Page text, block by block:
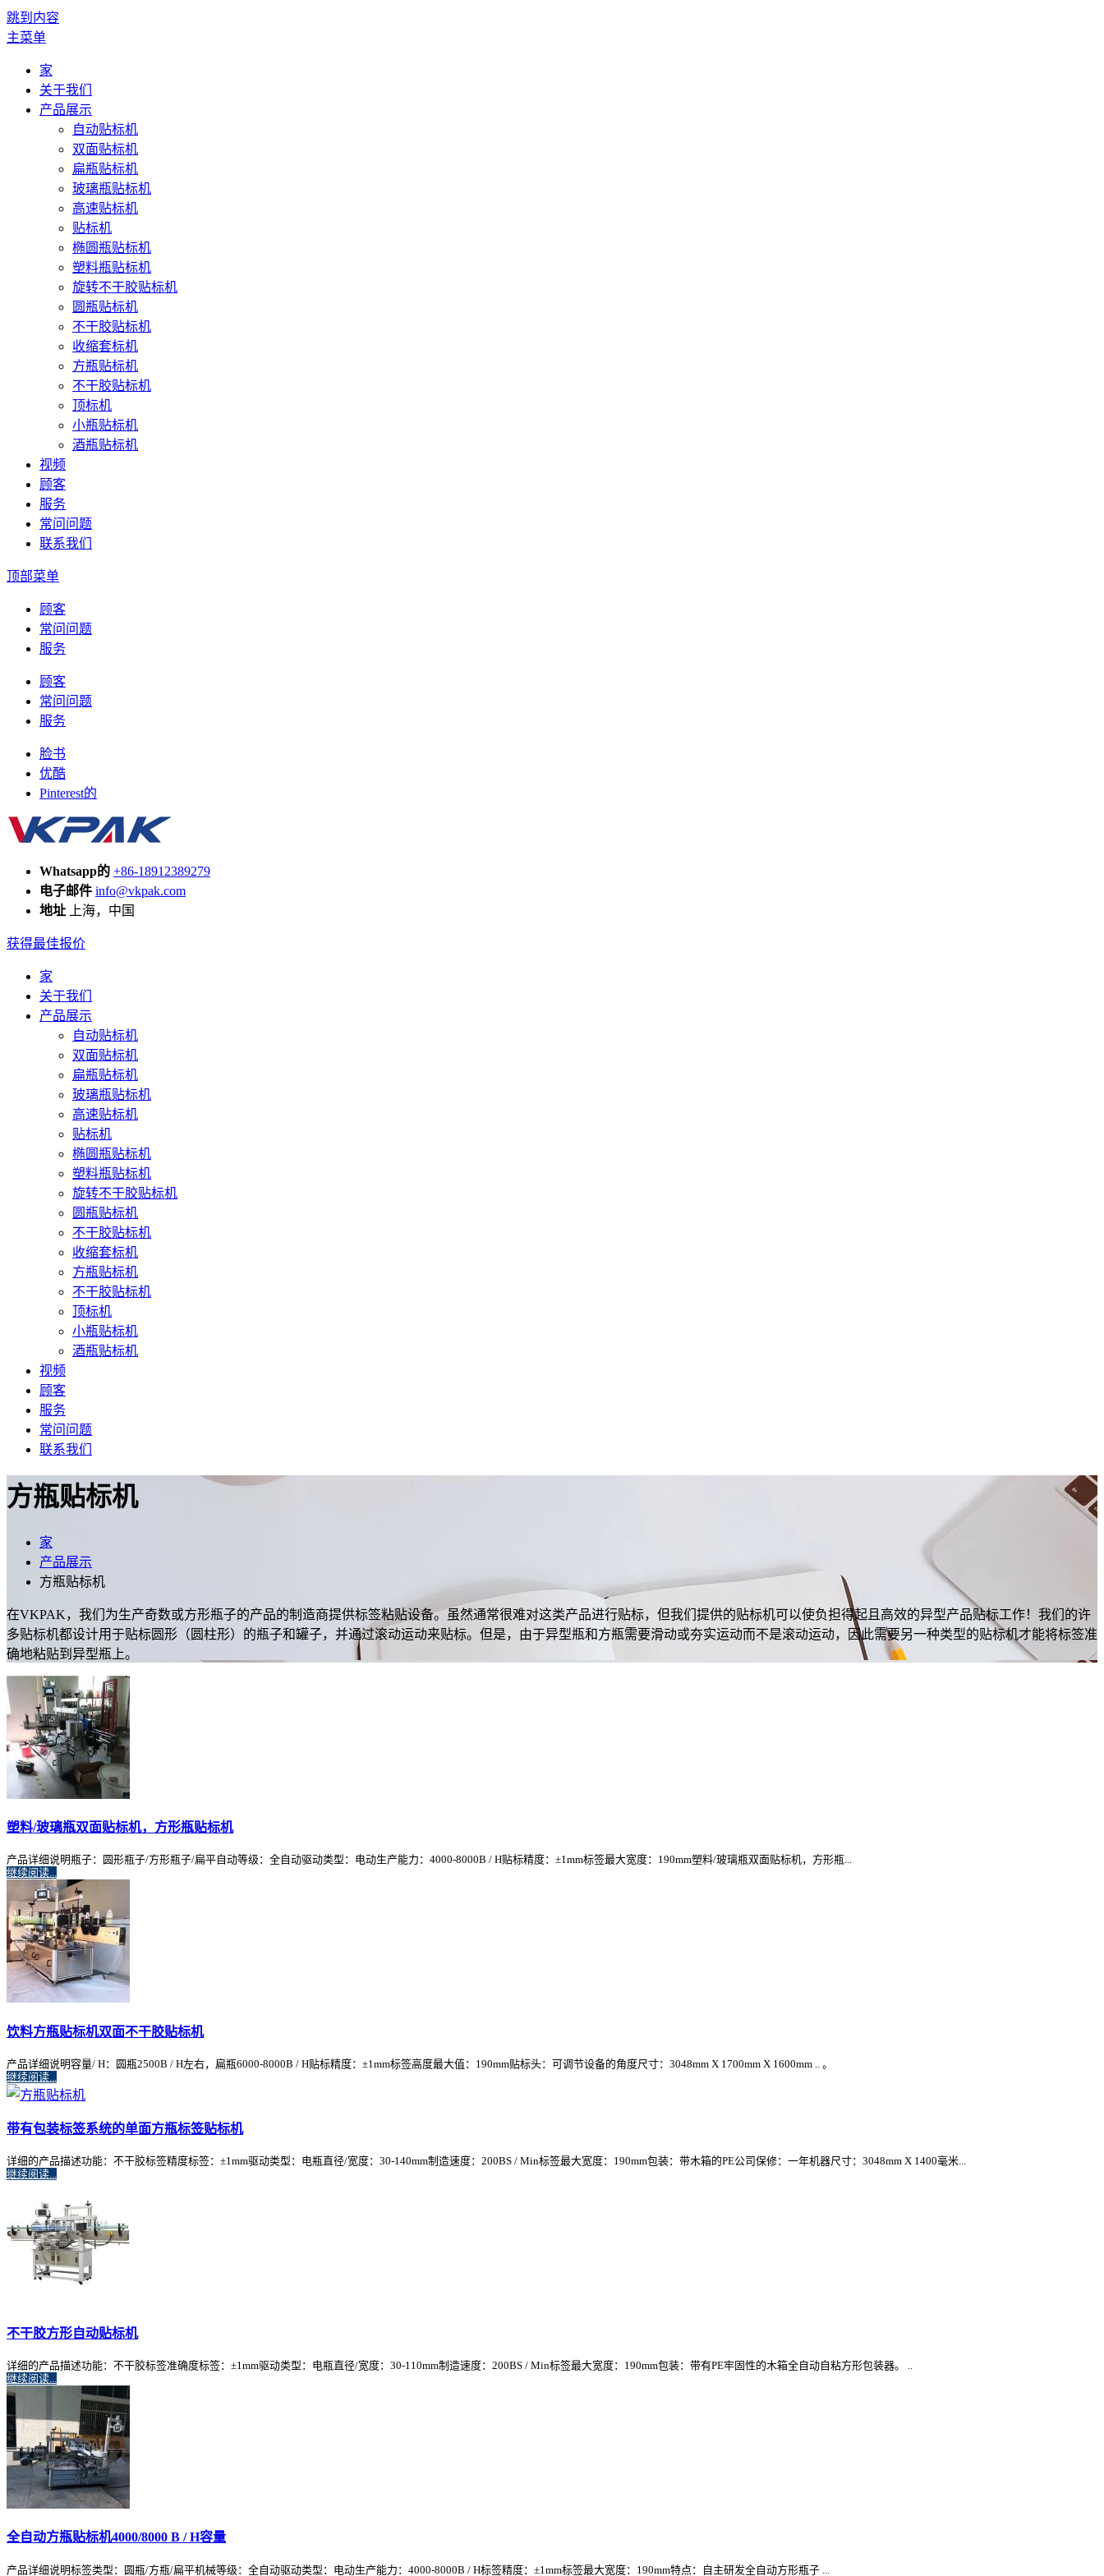
跳到内容
主菜单
家
关于我们
产品展示
自动贴标机
双面贴标机
扁瓶贴标机
玻璃瓶贴标机
高速贴标机
贴标机
椭圆瓶贴标机
塑料瓶贴标机
旋转不干胶贴标机
圆瓶贴标机
不干胶贴标机
收缩套标机
方瓶贴标机
不干胶贴标机
顶标机
小瓶贴标机
酒瓶贴标机
视频
顾客
服务
常问问题
联系我们
顶部菜单
顾客
常问问题
服务
顾客
常问问题
服务
脸书
优酷
Pinterest的
Whatsapp的 +86-18912389279
电子邮件 info@vkpak.com
地址 上海，中国
获得最佳报价
家
关于我们
产品展示
自动贴标机
双面贴标机
扁瓶贴标机
玻璃瓶贴标机
高速贴标机
贴标机
椭圆瓶贴标机
塑料瓶贴标机
旋转不干胶贴标机
圆瓶贴标机
不干胶贴标机
收缩套标机
方瓶贴标机
不干胶贴标机
顶标机
小瓶贴标机
酒瓶贴标机
视频
顾客
服务
常问问题
联系我们
方瓶贴标机
家
产品展示
方瓶贴标机
在VKPAK，我们为生产奇数或方形瓶子的产品的制造商提供标签粘贴设备。虽然通常很难对这类产品进行贴标，但我们提供的贴标机可以使负担得起且高效的异型产品贴标工作！我们的许
多贴标机都设计用于贴标圆形（圆柱形）的瓶子和罐子，并通过滚动运动来贴标。但是，由于异型瓶和方瓶需要滑动或夯实运动而不是滚动运动，因此需要另一种类型的贴标机才能将标签准
确地粘贴到异型瓶上。
塑料/玻璃瓶双面贴标机，方形瓶贴标机
产品详细说明瓶子：圆形瓶子/方形瓶子/扁平自动等级：全自动驱动类型：电动生产能力：4000-8000B / H贴标精度：±1mm标签最大宽度：190mm塑料/玻璃瓶双面贴标机，方形瓶...
继续阅读...
饮料方瓶贴标机双面不干胶贴标机
产品详细说明容量/ H：圆瓶2500B / H左右，扁瓶6000-8000B / H贴标精度：±1mm标签高度最大值：190mm贴标头：可调节设备的角度尺寸：3048mm X 1700mm X 1600mm .. 。
继续阅读...
带有包装标签系统的单面方瓶标签贴标机
详细的产品描述功能：不干胶标签精度标签：±1mm驱动类型：电瓶直径/宽度：30-140mm制造速度：200BS / Min标签最大宽度：190mm包装：带木箱的PE公司保修：一年机器尺寸：3048mm X 1400毫米...
继续阅读...
不干胶方形自动贴标机
详细的产品描述功能：不干胶标签准确度标签：±1mm驱动类型：电瓶直径/宽度：30-110mm制造速度：200BS / Min标签最大宽度：190mm包装：带有PE牢固性的木箱全自动自粘方形包装器。 ..
继续阅读...
全自动方瓶贴标机4000/8000 B / H容量
产品详细说明标签类型：圆瓶/方瓶/扁平机械等级：全自动驱动类型：电动生产能力：4000-8000B / H标签精度：±1mm标签最大宽度：190mm特点：自主研发全自动方形瓶子 ...